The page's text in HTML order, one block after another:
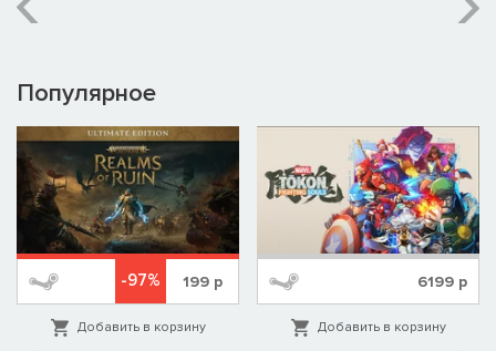
Популярное
-97% 199р
Добавить в корзину
6199 р
Добавить в корзину